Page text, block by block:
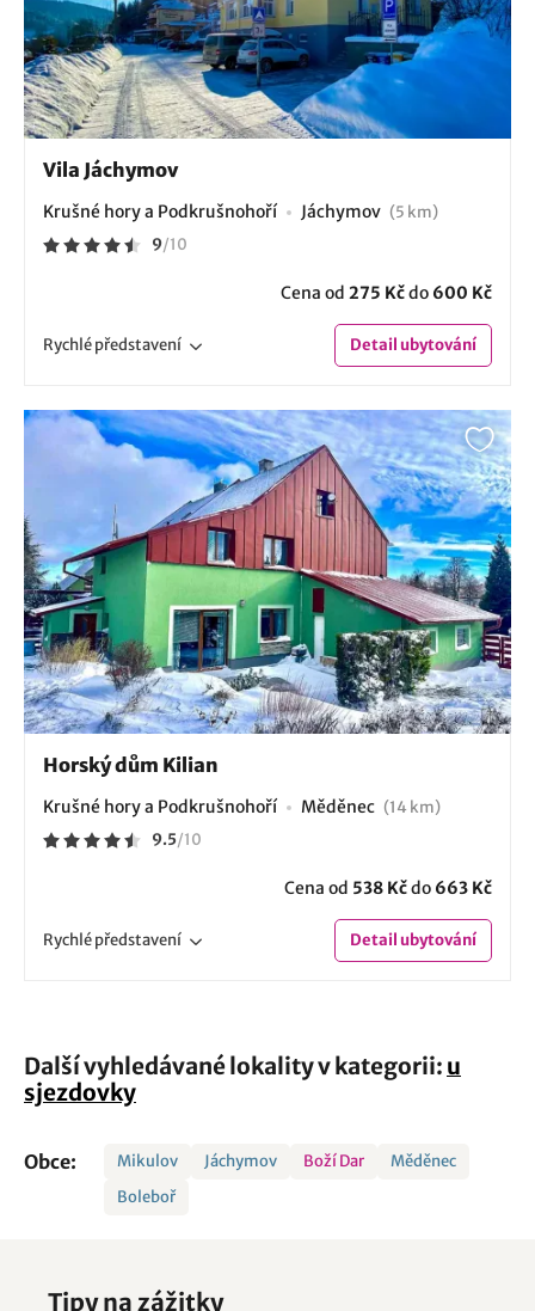
Vila Jáchymov
Krušné hory a Podkrušnohoří Jáchymov (5 km)
9/10
Cena od 275 Kčdo 600 Kč
Rychlépředstavení Detailubytování
Horský dům Kilian
Krušné hory a Podkrušnohoří Měděnec (14 km)
9.5/10
Cena od 538 Kčdo 663 Kč
Rychlépředstavení Detailubytování
Další vyhledávané lokality v kategorii: u
sjezdovky
Obce: Mikulov Jáchymov Boží Dar
Měděnec
Boleboř
Tipy na zážitky